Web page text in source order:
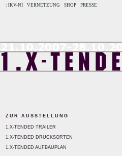
: [KV-N] VERNETZUNG SHOP PRESSE
ZUR AUSSTELLUNG
1.X-TENDED TRAILER
1.X-TENDED DRUCKSORTEN
1.X-TENDED AUFBAUPLAN